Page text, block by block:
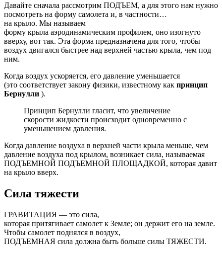
Давайте сначала рассмотрим ПОДЪЕМ, а для этого нам нужно
посмотреть на форму самолета и, в частности…
на крыло. Мы называем
форму крыла аэродинамическим профилем, оно изогнуто
вверху, вот так. Эта форма предназначена для того, чтобы
воздух двигался быстрее над верхней частью крыла, чем под
ним.
Когда воздух ускоряется, его давление уменьшается
(это соответствует закону физики, известному как принцип
Бернулли ).
Принцип Бернулли гласит, что увеличение
скорости жидкости происходит одновременно с
уменьшением давления.
Когда давление воздуха в верхней части крыла меньше, чем
давление воздуха под крылом, возникает сила, называемая
ПОДЪЕМНОЙ ПОДЪЕМНОЙ ПЛОЩАДКОЙ, которая давит
на крыло вверх.
Сила тяжести
ГРАВИТАЦИЯ — это сила,
которая притягивает самолет к Земле; он держит его на земле.
Чтобы самолет поднялся в воздух,
ПОДЪЕМНАЯ сила должна быть больше силы ТЯЖЕСТИ.